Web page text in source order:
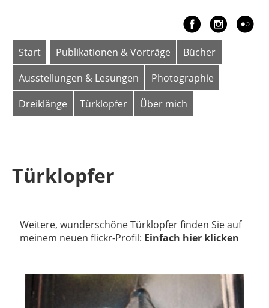
Start Publikationen & Vorträge
Bücher
Ausstellungen & Lesungen
Photographie
Dreiklänge
Türklopfer Über mich
Türklopfer
Weitere, wunderschöne Türklopfer finden Sie auf
meinem neuen flickr-Profil: Einfach hier klicken